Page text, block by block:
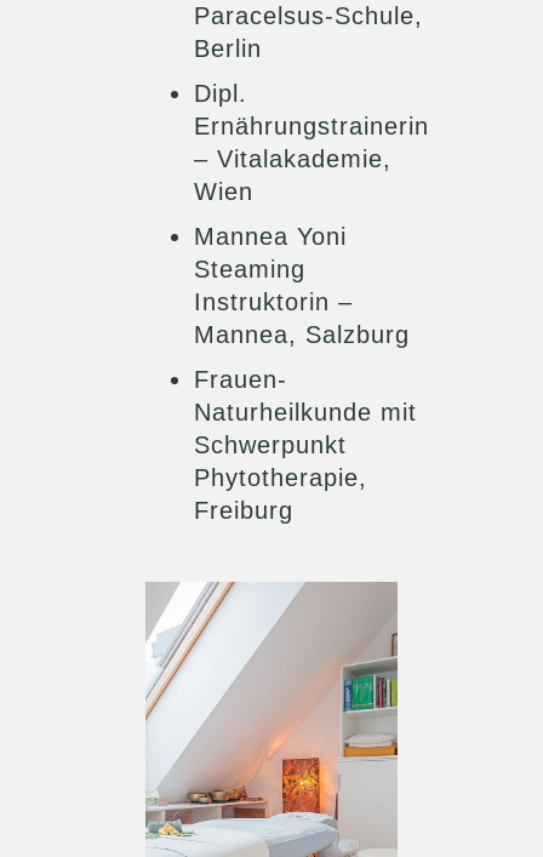
Paracelsus-Schule,
Berlin
Dipl.
Ernährungstrainerin
– Vitalakademie,
Wien
Mannea Yoni
Steaming
Instruktorin –
Mannea, Salzburg
Frauen-
Naturheilkunde mit
Schwerpunkt
Phytotherapie,
Freiburg